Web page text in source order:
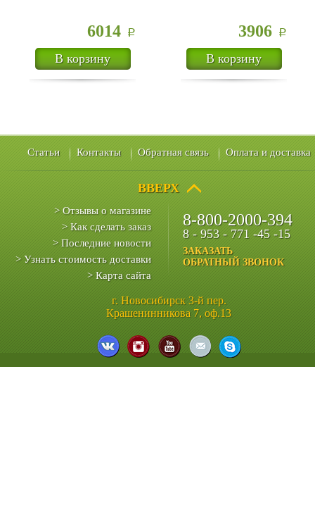
6014 Р
В корзину
3906 Р
В корзину
Статьи Контакты Обратная связь Оплата и доставка
ВВЕРХ
> Отзывы о магазине
> Как сделать заказ
> Последние новости
> Узнать стоимость доставки
> Карта сайта
г. Новосибирск 3-й пер.
Крашенинникова 7, оф.13
8-800-2000-394
8 - 953 - 771 -45 -15
ЗАКАЗАТЬ
ОБРАТНЫЙ ЗВОНОК